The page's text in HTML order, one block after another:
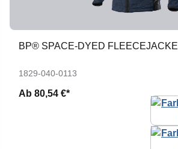
BP® SPACE-DYED FLEECEJACKE
1829-040-0113
Ab 80,54 €*